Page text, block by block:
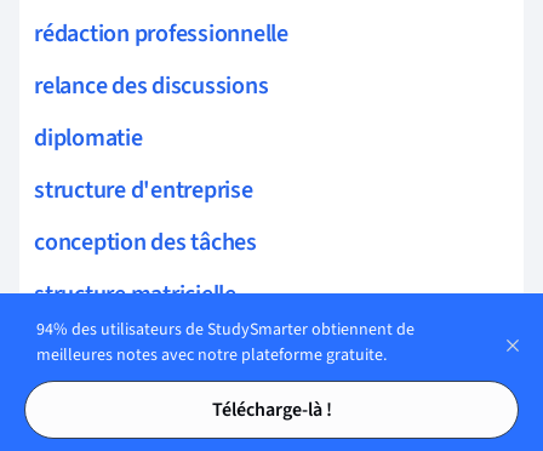
Tables des matières
Tables des matières
rédaction professionnelle
relance des discussions
diplomatie
structure d'entreprise
conception des tâches
structure matricielle
encadrement
Conception et Organisation
94% des utilisateurs de StudySmarter obtiennent de
meilleures notes avec notre plateforme gratuite.
Télécharge-là !